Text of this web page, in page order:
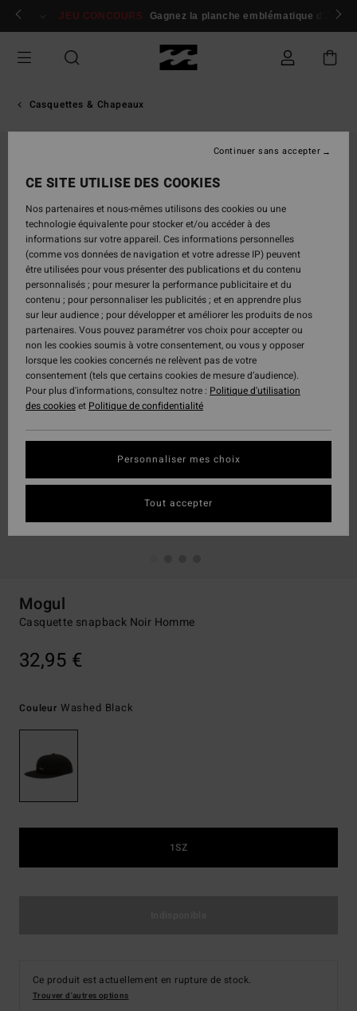
Passer
Se connecter / s'inscrire
JEU CONCOURS Gagnez la planche emblématique d'Andy
Casquettes & Chapeaux
Mogul
Casquette snapback Noir Homme
32,95 €
Couleur Washed Black
1SZ
Ce produit est actuellement en rupture de stock.
Trouver d'autres options
CE SITE UTILISE DES COOKIES
Nos partenaires et nous-mêmes utilisons des cookies ou une
technologie équivalente pour stocker et/ou accéder à des
informations sur votre appareil. Ces informations personnelles
(comme vos données de navigation et votre adresse IP) peuvent
être utilisées pour vous présenter des publications et du contenu
personnalisés ; pour mesurer la performance publicitaire et du
contenu ; pour personnaliser les publicités ; et en apprendre plus
sur leur audience ; pour développer et améliorer les produits de nos
partenaires. Vous pouvez paramétrer vos choix pour accepter ou
non les cookies soumis à votre consentement, ou vous y opposer
lorsque les cookies concernés ne relèvent pas de votre
consentement (tels que certains cookies de mesure d’audience).
Pour plus d'informations, consultez notre : Politique d'utilisation
des cookieset Politique de confidentialité
Personnaliser mes choix
Continuer sans accepter
Tout accepter